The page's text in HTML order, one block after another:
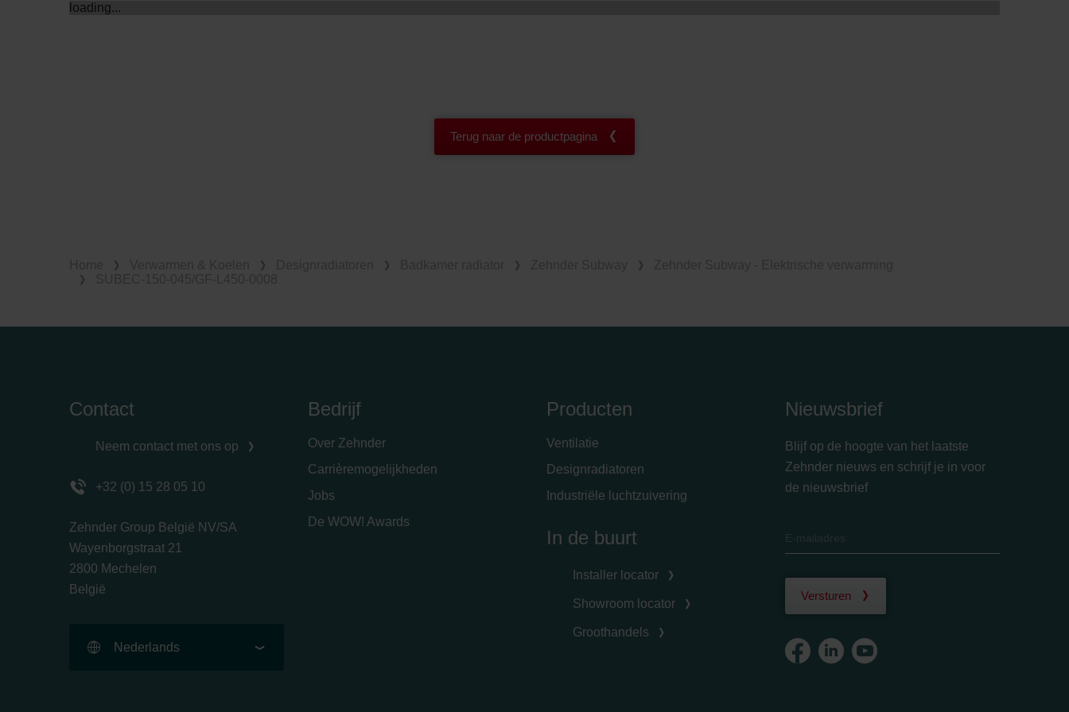
loading...
Terug naar de productpagina
Contact
Neem contact met ons op
+32 (0) 15 28 05 10
Zehnder Group België NV/SA
Wayenborgstraat 21
2800 Mechelen
België
Nederlands
Bedrijf
Over Zehnder
Carrièremogelijkheden
Jobs
De WOW! Awards
Producten
Ventilatie
Designradiatoren
Industriële luchtzuivering
In de buurt
Installer locator
Showroom locator
Groothandels
Nieuwsbrief
Blijf op de hoogte van het laatste
Zehnder nieuws en schrijf je in voor
de nieuwsbrief
Versturen